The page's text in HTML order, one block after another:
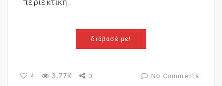
περιεκτική.
διάβασέ με!
4 3.77K 0 No Comments